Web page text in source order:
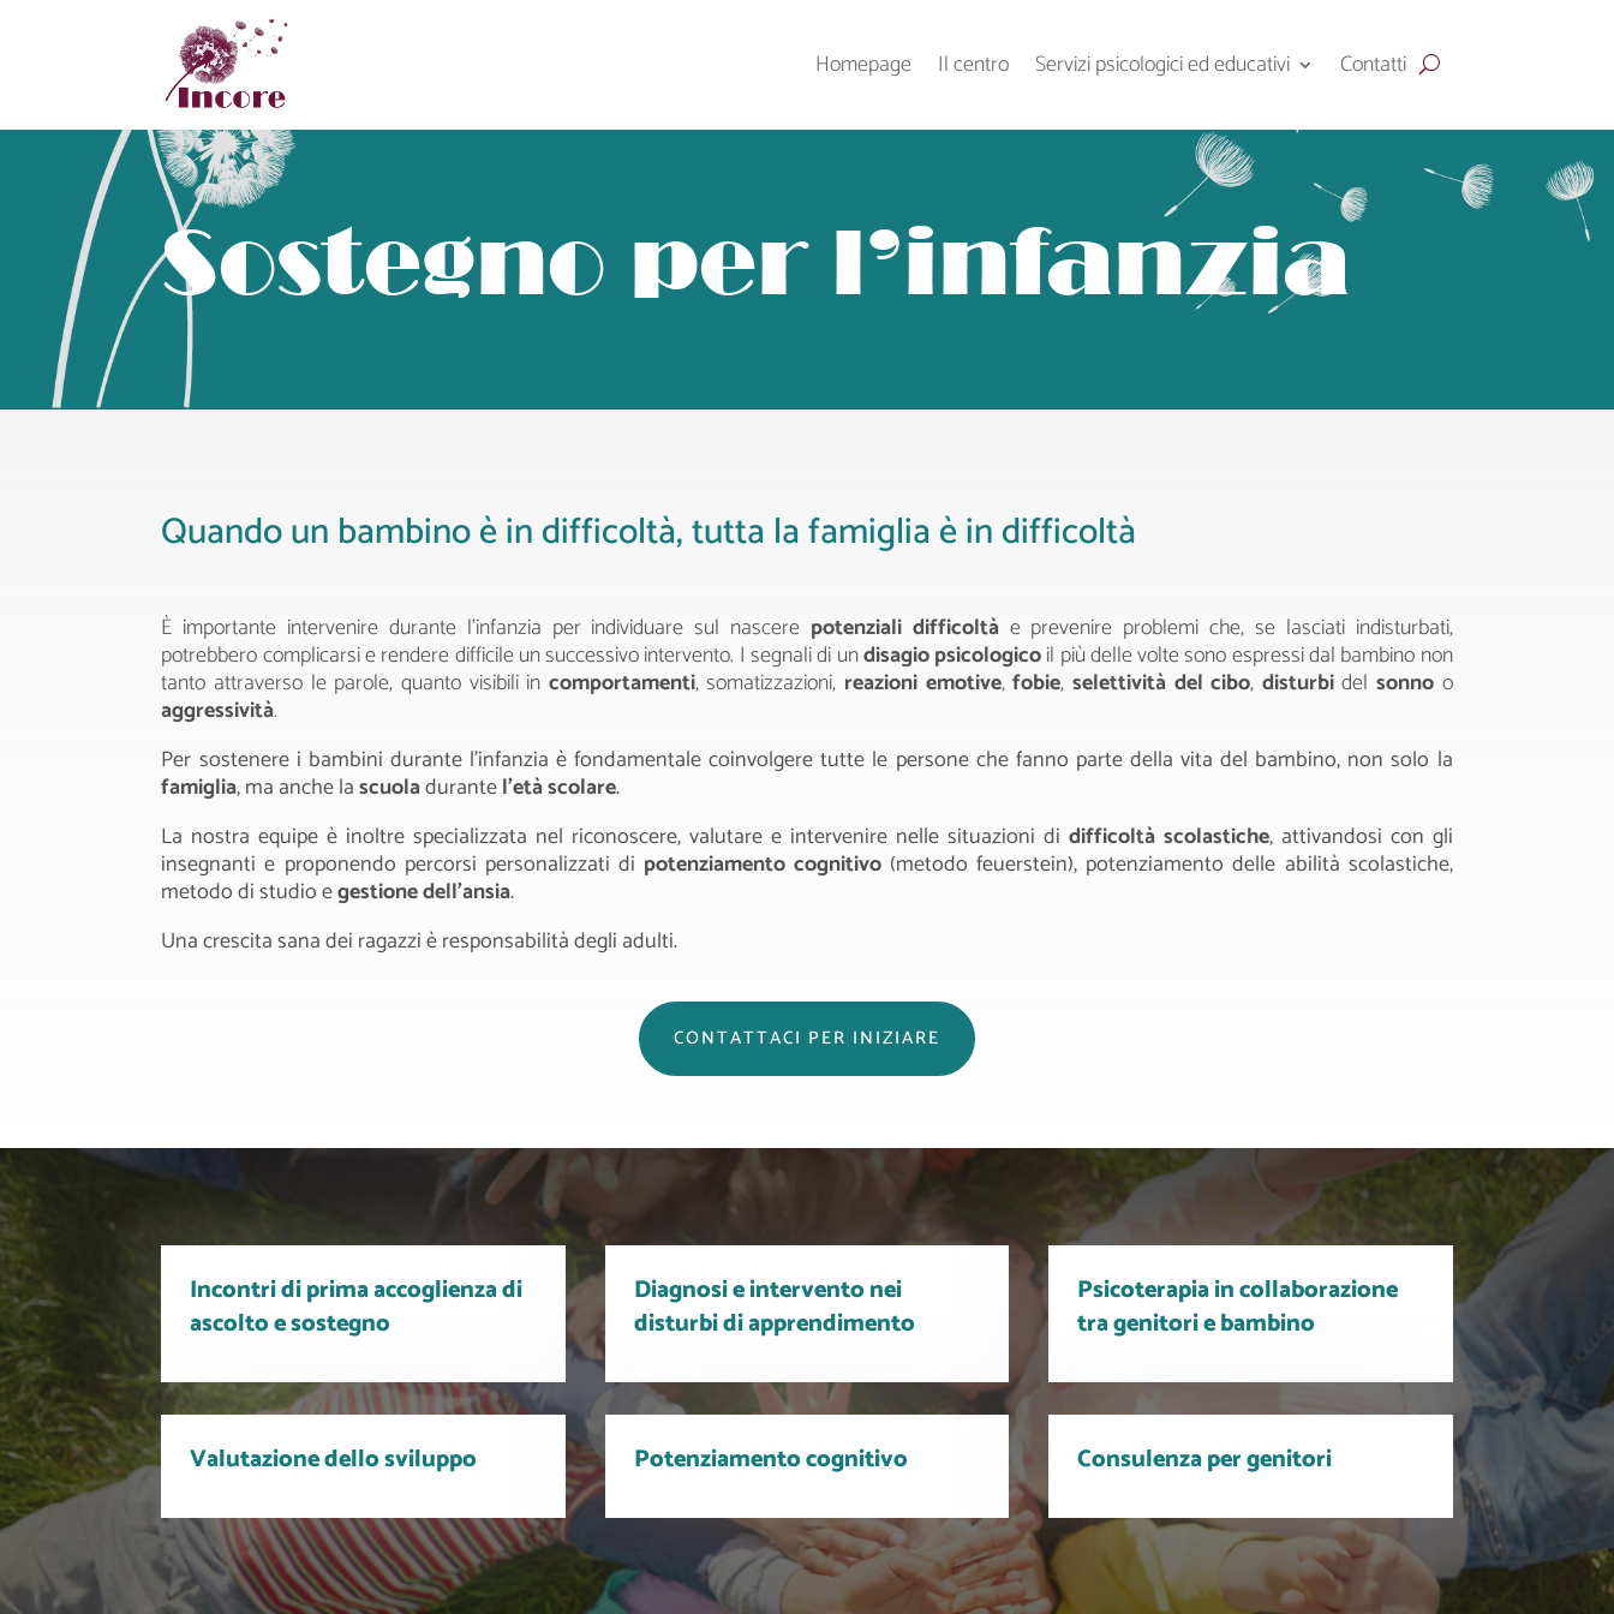
Homepage Il centro Servizi psicologici ed educativi Contatti
Sostegno per l’infanzia
Quando un bambino è in difficoltà, tutta la famiglia è in difficoltà
È importante intervenire durante l’infanzia per individuare sul nascere potenziali difficoltàe prevenire problemi che, se lasciati indisturbati,
potrebbero complicarsi e rendere difficile un successivo intervento. I segnali di undisagio psicologicoil più delle volte sono espressi dal bambino non
tanto attraverso le parole, quanto visibili in comportamenti, somatizzazioni, reazioni emotive,fobie, selettività del cibo, disturbidelsonno o
aggressività.
Per sostenere i bambini durante l’infanzia è fondamentale coinvolgere tutte le persone che fanno parte della vita del bambino, non solo la
famiglia, ma anche lascuoladurantel’età scolare.
La nostra equipe è inoltre specializzata nel riconoscere, valutare e intervenire nelle situazioni di difficoltà scolastiche, attivandosi con gli
insegnanti e proponendo percorsi personalizzati di potenziamento cognitivo (metodo feuerstein), potenziamento delle abilità scolastiche,
metodo di studio egestione dell’ansia.
Una crescita sana dei ragazzi è responsabilità degli adulti.
CONTATTACI PER INIZIARE
Incontri di prima accoglienza di
ascolto e sostegno
Diagnosi e intervento nei
disturbi di apprendimento
Psicoterapia in collaborazione
tra genitori e bambino
Valutazione dello sviluppo Potenziamento cognitivo Consulenza per genitori